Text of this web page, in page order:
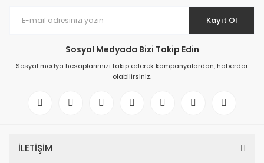
Kayıt Ol
Sosyal Medyada Bizi Takip Edin
Sosyal medya hesaplarımızı takip ederek kampanyalardan, haberdar
olabilirsiniz.
İLETİŞİM